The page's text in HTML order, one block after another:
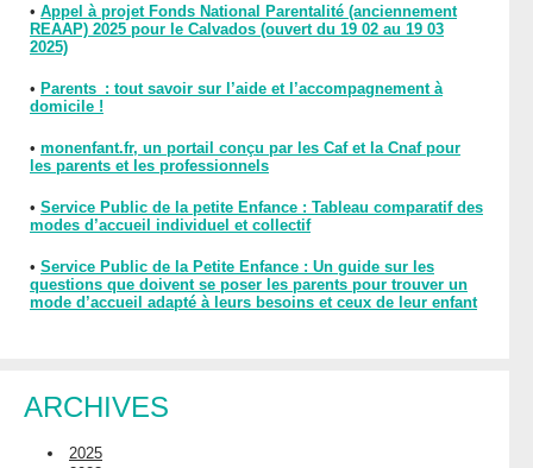
• Appel à projet Fonds National Parentalité (anciennement
REAAP) 2025 pour le Calvados (ouvert du 19 02 au 19 03
2025)
• Parents : tout savoir sur l’aide et l’accompagnement à
domicile !
• monenfant.fr, un portail conçu par les Caf et la Cnaf pour
les parents et les professionnels
• Service Public de la petite Enfance : Tableau comparatif des
modes d’accueil individuel et collectif
• Service Public de la Petite Enfance : Un guide sur les
questions que doivent se poser les parents pour trouver un
mode d’accueil adapté à leurs besoins et ceux de leur enfant
ARCHIVES
2025